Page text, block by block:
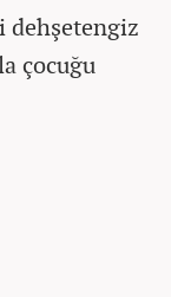
dehşetengiz
çocuğu